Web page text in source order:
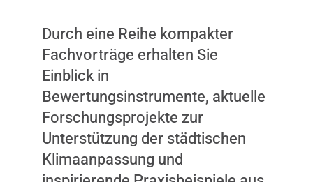
Dieser Inhalt wird nicht
angezeigt, weil Sie keine
Zustimmung dazu gegeben
haben. Durch das Laden
des Inhalts, akzeptieren Sie
Marketing-Cookies.
INHALT ANZEIGEN
Durch eine Reihe kompakter
Fachvorträge erhalten Sie
Einblick in
Bewertungsinstrumente, aktuelle
Forschungsprojekte zur
Unterstützung der städtischen
Klimaanpassung und